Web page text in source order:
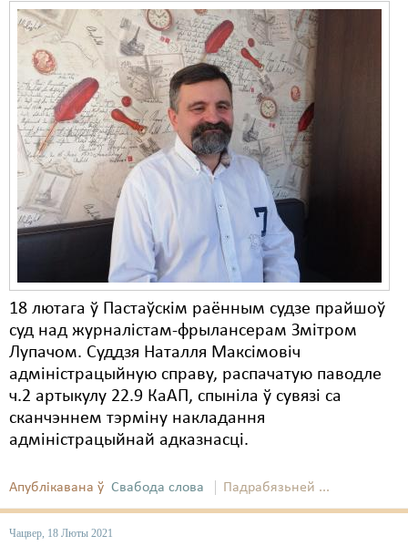
18 лютага ў Пастаўскім раённым судзе прайшоў
суд над журналістам-фрылансерам Змітром
Лупачом. Суддзя Наталля Максімовіч
адміністрацыйную справу, распачатую паводле
ч.2 артыкулу 22.9 КаАП, спыніла ў сувязі са
сканчэннем тэрміну накладання
адміністрацыйнай адказнасці.
Апублікавана ў Свабода слова Падрабязьней ...
Чацвер, 18 Люты 2021
Суд
Сьмяротнае пакараньне
Экалёгія
Правы працоўных
Сацыяльныя правы